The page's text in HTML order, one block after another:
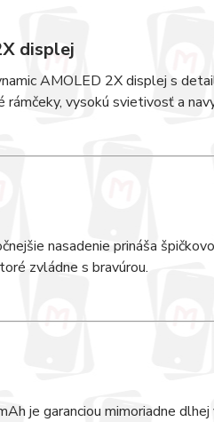
displej
AMOLED 2X displej s
vysokú svietivosť a
nasadenie prináša
zvládne s bravúrou.
je garanciou mimoriadne